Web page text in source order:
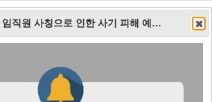
한국국제교류재단 임직원 사칭으로 인한 사기 피해 예방 안내 통합